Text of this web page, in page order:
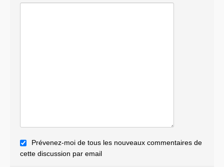
Prévenez-moi de tous les nouveaux commentaires de
cette discussion par email